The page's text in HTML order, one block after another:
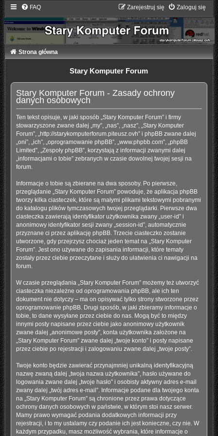
FAQ Zaloguj się
Zarejestruj się
Strona główna
Stary Komputer Forum
Stary Komputer Forum - Zasady ochrony
danych osobowych
Ten tekst opisuje, w jaki sposób „Stary Komputer Forum” i firmy
stowarzyszone zwane dalej „my”, „nas”, „nasz”, „Stary Komputer
Forum”, „http://starykomputerforum.piteusz.ovh” i phpBB zwane dalej
„oni”, „ich”, „oprogramowanie phpBB”, „www.phpbb.com”, „phpBB
Limited”, „Zespoły phpBB”, korzystają z informacji zwanymi dalej
„informacjami o tobie” zebranych w czasie dowolnej twojej sesji na
forum.
Informacje o tobie są zbierane na dwa sposoby. Po pierwsze,
przeglądanie „Stary Komputer Forum” powoduje, że aplikacja phpBB
tworzy kilka ciasteczek, które są małymi plikami tekstowymi pobranymi
do katalogu plików tymczasowych twojej przeglądarki. Pierwsze dwa
ciasteczka zawierają identyfikator użytkownika zwany „user-id” i
anonimowy identyfikator sesji zwany „session-id”, automatycznie
przyznane ci przez aplikację phpBB. Trzecie ciasteczko zostanie
utworzone, gdy przejrzysz chociaż jeden temat na „Stary Komputer
Forum”. Jest ono używane do zapisania informacji, które tematy
zostały przez ciebie przeczytane i służy do ułatwienia ci nawigacji na
forum.
W czasie przeglądania „Stary Komputer Forum” możemy też utworzyć
ciasteczka niezależne od oprogramowania phpBB, ale ich ten
dokument nie dotyczy – ma on opisywać tylko strony stworzone przez
oprogramowanie phpBB. Drugi sposób, w jaki zbieramy informacje o
tobie, to dane wysyłane przez ciebie do nas. Mogą być to między
innymi posty napisane przez ciebie jako anonimowy użytkownik
zwane dalej „anonimowe posty”, konta użytkownika założone na
„Stary Komputer Forum” zwane dalej „twoje konto” i posty napisane
przez ciebie po rejestracji i zalogowaniu zwane dalej „twoje posty”.
Twoje konto będzie zawierać przynajmniej unikalną identyfikacyjną
nazwę zwaną dalej „twoja nazwa użytkownika”, hasło używane do
logowania zwane dalej „twoje hasło” i osobisty aktywny adres e-mail
zwany dalej „twój adres e-mail”. Informacje podane dla twojego konta
na „Stary Komputer Forum” są chronione przez prawa dotyczące
ochrony danych osobowych w państwie, w którym stoi nasz serwer.
Mamy prawo wymagać podania dodatkowych informacji przy
rejestracji, i to my ustalamy czy podanie ich jest konieczne, czy nie. W
każdym przypadku, masz możliwość wybrania, które informacje o